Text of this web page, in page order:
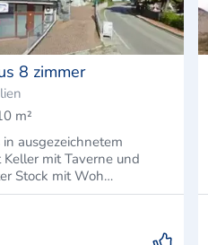
8 zimmer
m²
ausgezeichnetem
mit Taverne und
Stock mit Woh…
100